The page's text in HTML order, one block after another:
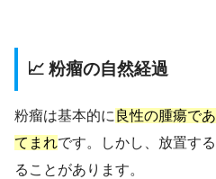
📈 粉瘤の自然経過
粉瘤は基本的に 良性の腫瘍で
てまれです。しかし、放置す
ることがあります。